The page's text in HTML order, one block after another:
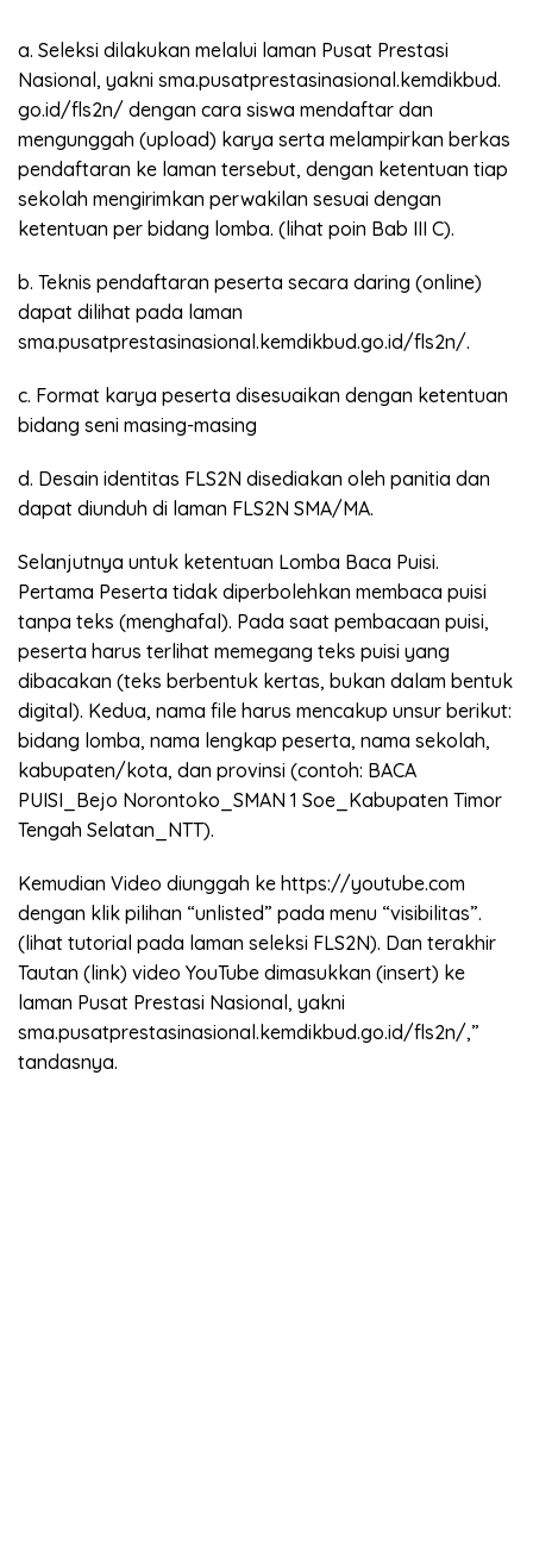
a. Seleksi dilakukan melalui laman Pusat Prestasi
Nasional, yakni sma.pusatprestasinasional.kemdikbud.
go.id/fls2n/ dengan cara siswa mendaftar dan
mengunggah (upload) karya serta melampirkan berkas
pendaftaran ke laman tersebut, dengan ketentuan tiap
sekolah mengirimkan perwakilan sesuai dengan
ketentuan per bidang lomba. (lihat poin Bab III C).
b. Teknis pendaftaran peserta secara daring (online)
dapat dilihat pada laman
sma.pusatprestasinasional.kemdikbud.go.id/fls2n/.
c. Format karya peserta disesuaikan dengan ketentuan
bidang seni masing-masing
d. Desain identitas FLS2N disediakan oleh panitia dan
dapat diunduh di laman FLS2N SMA/MA.
Selanjutnya untuk ketentuan Lomba Baca Puisi.
Pertama Peserta tidak diperbolehkan membaca puisi
tanpa teks (menghafal). Pada saat pembacaan puisi,
peserta harus terlihat memegang teks puisi yang
dibacakan (teks berbentuk kertas, bukan dalam bentuk
digital). Kedua, nama file harus mencakup unsur berikut:
bidang lomba, nama lengkap peserta, nama sekolah,
kabupaten/kota, dan provinsi (contoh: BACA
PUISI_Bejo Norontoko_SMAN 1 Soe_Kabupaten Timor
Tengah Selatan_NTT).
Kemudian Video diunggah ke https://youtube.com
dengan klik pilihan “unlisted” pada menu “visibilitas”.
(lihat tutorial pada laman seleksi FLS2N). Dan terakhir
Tautan (link) video YouTube dimasukkan (insert) ke
laman Pusat Prestasi Nasional, yakni
sma.pusatprestasinasional.kemdikbud.go.id/fls2n/,”
tandasnya.